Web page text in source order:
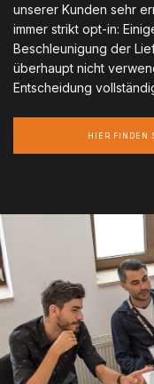
unserer Kunden sehr
immer strikt opt-in:
Beschleunigung der
überhaupt nicht
Entscheidung
HIER FINDEN